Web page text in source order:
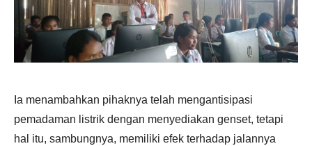
Ia menambahkan pihaknya telah mengantisipasi
pemadaman listrik dengan menyediakan genset, tetapi
hal itu, sambungnya, memiliki efek terhadap jalannya